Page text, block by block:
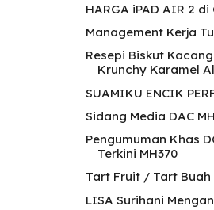
HARGA iPAD AIR 2 di
Management Kerja
Resepi Biskut
Krunchy Karamel
SUAMIKU ENCIK
Sidang Media DAC
Pengumuman Khas
Terkini MH370
Tart Fruit / Tart
LISA Surihani